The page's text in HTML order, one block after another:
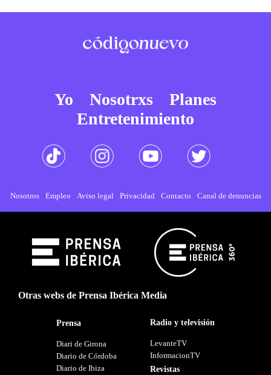
Yo Nosotrxs
Planes
Entretenimiento
Nosotros Empleo Aviso legal Privacidad Contacto Canal de denuncias
Otras webs de Prensa Ibérica Media
Prensa
Diari de Girona
Diario de Córdoba
Diario de Ibiza
Radio y televisión
LevanteTV
InformacionTV
Revistas